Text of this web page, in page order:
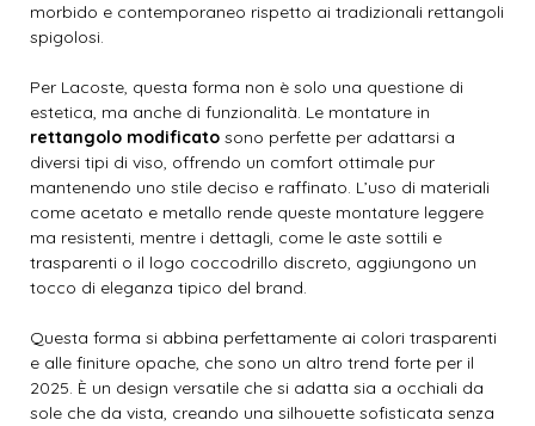
morbido e contemporaneo rispetto ai tradizionali rettangoli
spigolosi.
Per Lacoste, questa forma non è solo una questione di
estetica, ma anche di funzionalità. Le montature in
rettangolo modificato sono perfette per adattarsi a
diversi tipi di viso, offrendo un comfort ottimale pur
mantenendo uno stile deciso e raffinato. L’uso di materiali
come acetato e metallo rende queste montature leggere
ma resistenti, mentre i dettagli, come le aste sottili e
trasparenti o il logo coccodrillo discreto, aggiungono un
tocco di eleganza tipico del brand.
Questa forma si abbina perfettamente ai colori trasparenti
e alle finiture opache, che sono un altro trend forte per il
2025. È un design versatile che si adatta sia a occhiali da
sole che da vista, creando una silhouette sofisticata senza